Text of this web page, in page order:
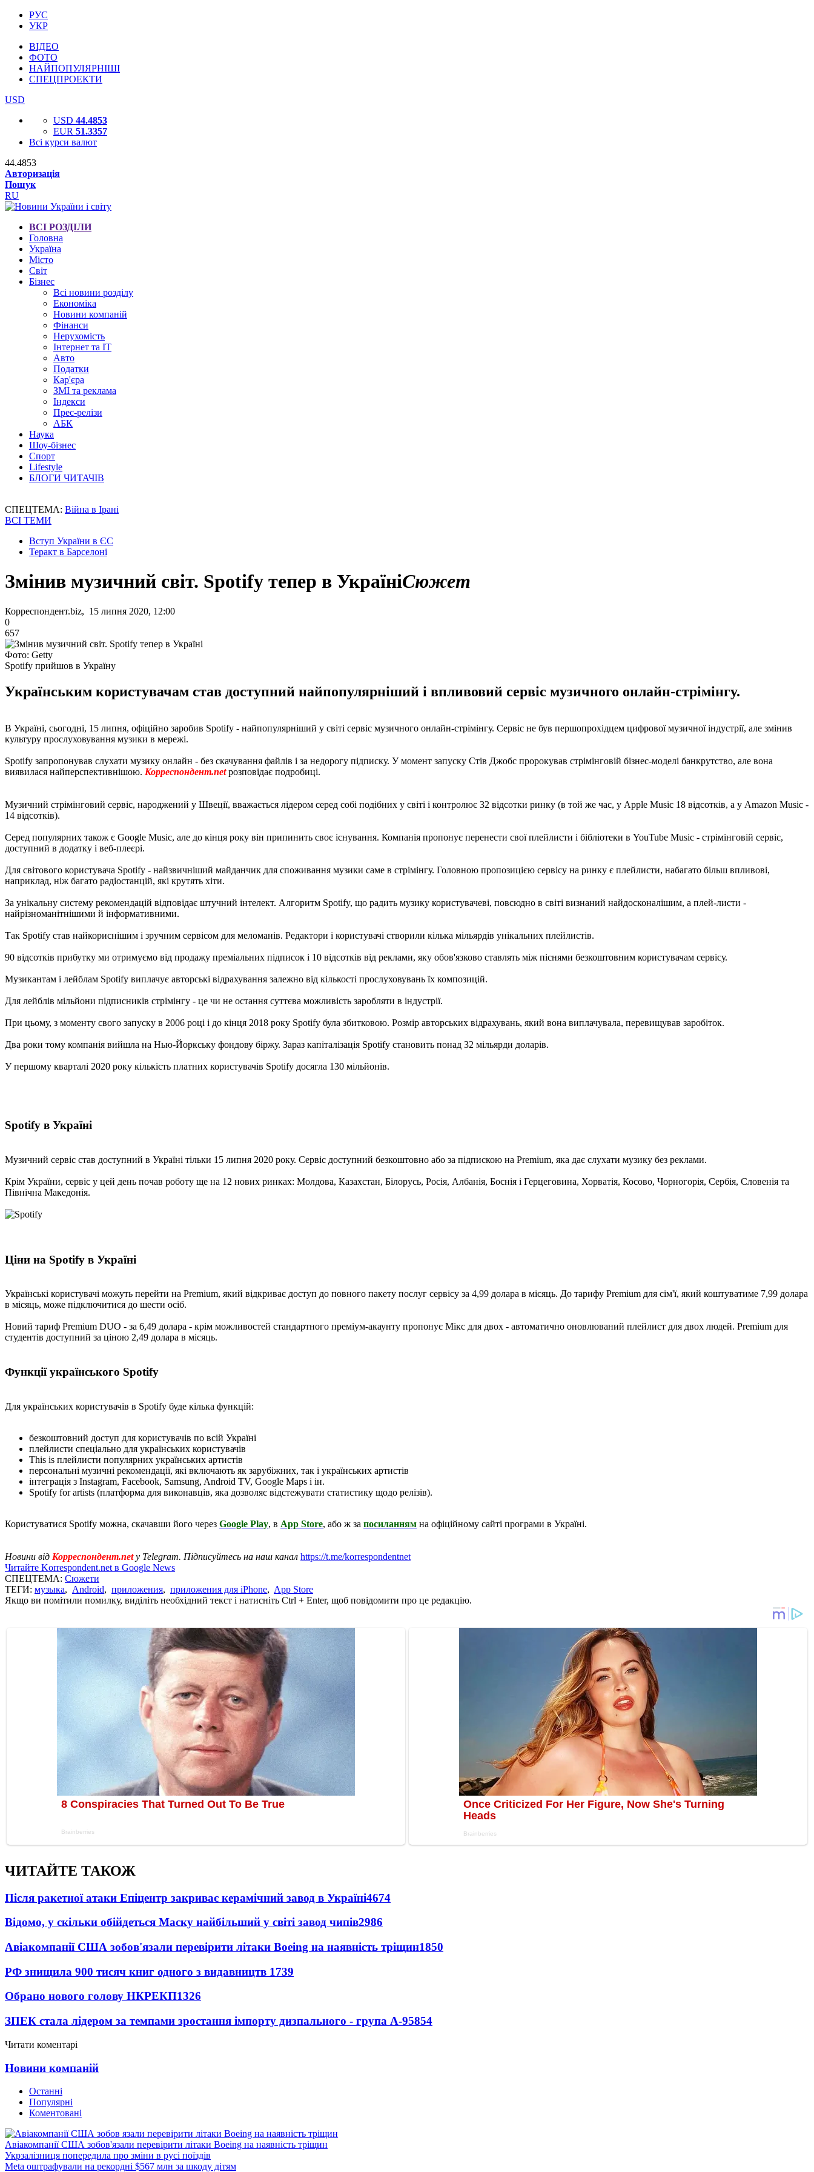
РУС
УКР
ВІДЕО
ФОТО
НАЙПОПУЛЯРНІШІ
СПЕЦПРОЕКТИ
USD
USD 44.4853
EUR 51.3357
Всі курси валют
44.4853
Авторизація
Пошук
RU
ВСІ РОЗДІЛИ
Головна
Україна
Місто
Світ
Бізнес
Всі новини розділу
Економіка
Новини компаній
Фінанси
Нерухомість
Інтернет та IT
Авто
Податки
Кар'єра
ЗМІ та реклама
Індекси
Прес-релізи
АБК
Наука
Шоу-бізнес
Спорт
Lifestyle
БЛОГИ ЧИТАЧІВ
СПЕЦТЕМА: Війна в Ірані
ВСІ ТЕМИ
Вступ України в ЄС
Теракт в Барселоні
Змінив музичний світ. Spotify тепер в УкраїніСюжет
Корреспондент.biz, 15 липня 2020, 12:00
0
657
Фото: Getty
Spotify прийшов в Україну
Українським користувачам став доступний найпопулярніший і впливовий сервіс музичного онлайн-стрімінгу.
В Україні, сьогодні, 15 липня, офіційно заробив Spotify - найпопулярніший у світі сервіс музичного онлайн-стрімінгу. Сервіс не був першопрохідцем цифрової музичної індустрії, але змінив
культуру прослуховування музики в мережі.
Spotify запропонував слухати музику онлайн - без скачування файлів і за недорогу підписку. У момент запуску Стів Джобс пророкував стрімінговій бізнес-моделі банкрутство, але вона
виявилася найперспективнішою. Корреспондент.netрозповідає подробиці.
Музичний стрімінговий сервіс, народжений у Швеції, вважається лідером серед собі подібних у світі і контролює 32 відсотки ринку (в той же час, у Apple Music 18 відсотків, а у Amazon Music -
14 відсотків).
Серед популярних також є Google Music, але до кінця року він припинить своє існування. Компанія пропонує перенести свої плейлисти і бібліотеки в YouTube Music - стрімінговій сервіс,
доступний в додатку і веб-плеєрі.
Для світового користувача Spotify - найзвичніший майданчик для споживання музики саме в стрімінгу. Головною пропозицією сервісу на ринку є плейлисти, набагато більш впливові,
наприклад, ніж багато радіостанцій, які крутять хіти.
За унікальну систему рекомендацій відповідає штучний інтелект. Алгоритм Spotify, що радить музику користувачеві, повсюдно в світі визнаний найдосконалішим, а плей-листи -
найрізноманітнішими й інформативними.
Так Spotify став найкориснішим і зручним сервісом для меломанів. Редактори і користувачі створили кілька мільярдів унікальних плейлистів.
90 відсотків прибутку ми отримуємо від продажу преміальних підписок і 10 відсотків від реклами, яку обов'язково ставлять між піснями безкоштовним користувачам сервісу.
Музикантам і лейблам Spotify виплачує авторські відрахування залежно від кількості прослуховувань їх композицій.
Для лейблів мільйони підписників стрімінгу - це чи не остання суттєва можливість заробляти в індустрії.
При цьому, з моменту свого запуску в 2006 році і до кінця 2018 року Spotify була збитковою. Розмір авторських відрахувань, який вона виплачувала, перевищував заробіток.
Два роки тому компанія вийшла на Нью-Йоркську фондову біржу. Зараз капіталізація Spotify становить понад 32 мільярди доларів.
У першому кварталі 2020 року кількість платних користувачів Spotify досягла 130 мільйонів.
Spotify в Україні
Музичний сервіс став доступний в Україні тільки 15 липня 2020 року. Сервіс доступний безкоштовно або за підпискою на Premium, яка дає слухати музику без реклами.
Крім України, сервіс у цей день почав роботу ще на 12 нових ринках: Молдова, Казахстан, Білорусь, Росія, Албанія, Боснія і Герцеговина, Хорватія, Косово, Чорногорія, Сербія, Словенія та
Північна Македонія.
Ціни на Spotify в Україні
Українські користувачі можуть перейти на Premium, який відкриває доступ до повного пакету послуг сервісу за 4,99 долара в місяць. До тарифу Premium для сім'ї, який коштуватиме 7,99 долара
в місяць, може підключитися до шести осіб.
Новий тариф Premium DUO - за 6,49 долара - крім можливостей стандартного преміум-акаунту пропонує Мікс для двох - автоматично оновлюваний плейлист для двох людей. Premium для
студентів доступний за ціною 2,49 долара в місяць.
Функції українського Spotify
Для українських користувачів в Spotify буде кілька функцій:
безкоштовний доступ для користувачів по всій Україні
плейлисти спеціально для українських користувачів
This is плейлисти популярних українських артистів
персональні музичні рекомендації, які включають як зарубіжних, так і українських артистів
інтеграція з Instagram, Facebook, Samsung, Android TV, Google Maps і ін.
Spotify for artists (платформа для виконавців, яка дозволяє відстежувати статистику щодо релізів).
Користуватися Spotify можна, скачавши його через Google Play, в Аpp Store, або ж за посиланням на офіційному сайті програми в Україні.
Новини від Корреспондент.net у Telegram. Підписуйтесь на наш канал https://t.me/korrespondentnet
Читайте Korrespondent.net в Google News
СПЕЦТЕМА: Сюжети
ТЕГИ: музыка, Android, приложения, приложения для iPhone, App Store
Якщо ви помітили помилку, виділіть необхідний текст і натисніть Ctrl + Enter, щоб повідомити про це редакцію.
ЧИТАЙТЕ ТАКОЖ
Після ракетної атаки Епіцентр закриває керамічний завод в Україні4674
Відомо, у скільки обійдеться Маску найбільший у світі завод чипів2986
Авіакомпанії США зобов'язали перевірити літаки Boeing на наявність тріщин1850
РФ знищила 900 тисяч книг одного з видавництв 1739
Обрано нового голову НКРЕКП1326
ЗПЕК стала лідером за темпами зростання імпорту дизпального - група А-95854
Читати коментарі
Новини компаній
Останні
Популярні
Коментовані
Авіакомпанії США зобов'язали перевірити літаки Boeing на наявність тріщин
Укрзалізниця попередила про зміни в русі поїздів
Meta оштрафували на рекордні $567 млн за шкоду дітям